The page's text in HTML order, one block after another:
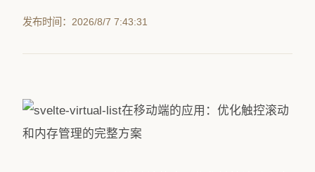
发布时间：2026/8/7 7:43:31